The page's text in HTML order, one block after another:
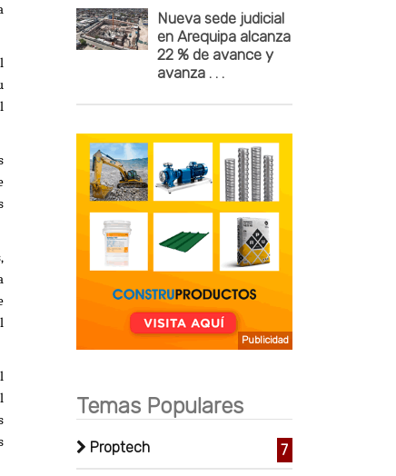
Nueva sede judicial
en Arequipa alcanza
22 % de avance y
avanza . . .
Publicidad
Temas Populares
Proptech 7